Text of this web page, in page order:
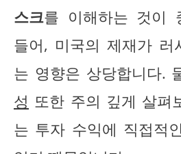
스크를 이해하는 것이
들어, 미국의 제재가 러
는 영향은 상당합니다.
성 또한 주의 깊게 살펴
는 투자 수익에 직접적